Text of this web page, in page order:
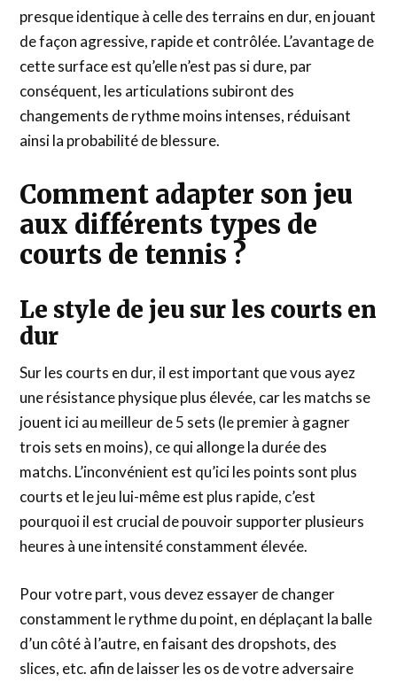
presque identique à celle des terrains en dur, en jouant
de façon agressive, rapide et contrôlée. L’avantage de
cette surface est qu’elle n’est pas si dure, par
conséquent, les articulations subiront des
changements de rythme moins intenses, réduisant
ainsi la probabilité de blessure.
Comment adapter son jeu
aux différents types de
courts de tennis ?
Le style de jeu sur les courts en
dur
Sur les courts en dur, il est important que vous ayez
une résistance physique plus élevée, car les matchs se
jouent ici au meilleur de 5 sets (le premier à gagner
trois sets en moins), ce qui allonge la durée des
matchs. L’inconvénient est qu’ici les points sont plus
courts et le jeu lui-même est plus rapide, c’est
pourquoi il est crucial de pouvoir supporter plusieurs
heures à une intensité constamment élevée.
Pour votre part, vous devez essayer de changer
constamment le rythme du point, en déplaçant la balle
d’un côté à l’autre, en faisant des dropshots, des
slices, etc. afin de laisser les os de votre adversaire